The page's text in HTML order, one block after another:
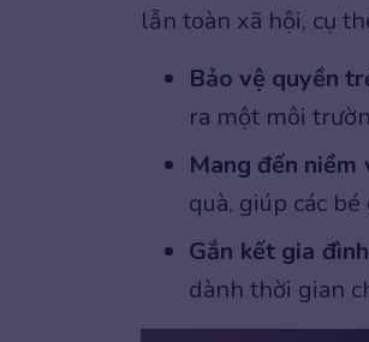
lẫn toàn xã hội, cụ
Bảo vệ quyền
ra một môi
Mang đến niềm
quà, giúp các
Gắn kết gia
dành thời gian